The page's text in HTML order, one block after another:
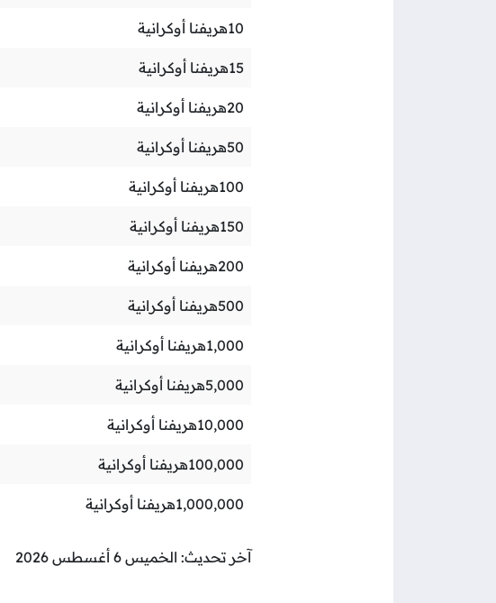
10هريفنا أوكرانية
15هريفنا أوكرانية
20هريفنا أوكرانية
50هريفنا أوكرانية
100هريفنا أوكرانية
150هريفنا أوكرانية
200هريفنا أوكرانية
500هريفنا أوكرانية
1,000هريفنا أوكرانية
5,000هريفنا أوكرانية
10,000هريفنا أوكرانية
100,000هريفنا أوكرانية
1,000,000هريفنا أوكرانية
آخر تحديث: الخميس 6 أغسطس 2026